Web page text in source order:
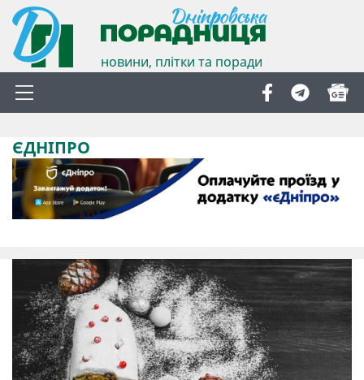
новини, плітки та поради
ЄДНІПРО